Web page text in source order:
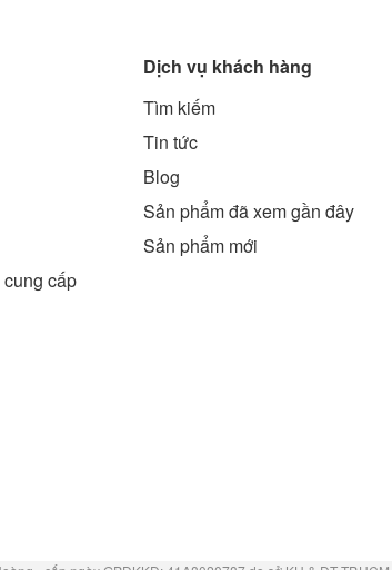
cấp
Dịch vụ khách hàng
Tìm kiếm
Tin tức
Blog
Sản phẩm đã xem gần đây
Sản phẩm mới